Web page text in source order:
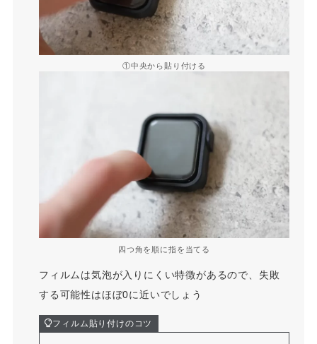
①中央から貼り付ける
四つ角を順に指を当てる
フィルムは気泡が入りにくい特徴があるので、失敗
する可能性はほぼ0に近いでしょう
フィルム貼り付けのコツ